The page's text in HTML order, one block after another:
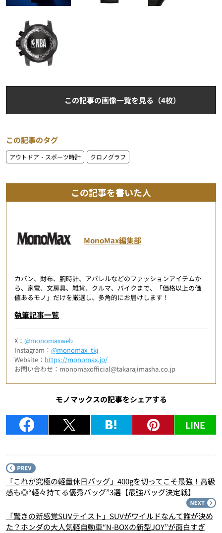
この記事の画像一覧を見る（4枚）
この記事のタグ
アウトドア・スポーツ時計 クロノグラフ
この記事を書いた人
MonoMax編集部
カバン、財布、腕時計、アパレルなどのファッションアイテムか
ら、家電、文房具、雑貨、クルマ、バイクまで、「価格以上の価
値あるモノ」だけを厳選し、多角的にお届けします！
執筆記事一覧
X：@monomaxweb
Instagram：@monomax_tkj
Website： https://monomax.jp/
お問い合わせ：monomaxofficial@takarajimasha.co.jp
モノマックスの記事をシェアする
LINE
「これが究極の軽量休日バッグ」400gを切ってこそ最強！高級
感も◎“軽々持てる優秀バッグ”3選【最強バッグ決定戦】
「驚きの新感覚SUVテイスト」SUVがワイルドなんて誰が決め
た？ホンダの大人気軽自動車“N-BOXの新型JOY”が面白すぎ